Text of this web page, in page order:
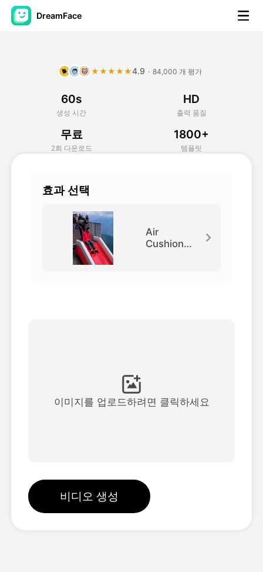
DreamFace
아바타 영상
AI 영상
AI 사진
See All Templates
블로그
🐕 🧑 🐱 ★★★★★4.9 · 84,000 개 평가
60s
생성 시간
HD
출력 품질
무료
2회 다운로드
1800+
템플릿
효과 선택
Air
Cushion
이미지를 업로드하려면 클릭하세요
비디오 생성